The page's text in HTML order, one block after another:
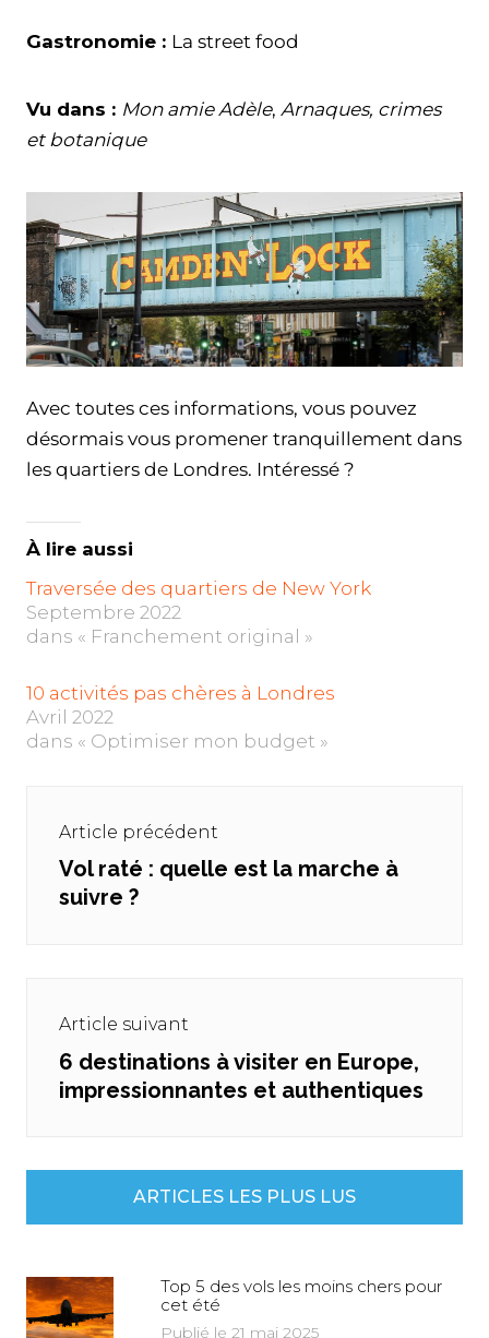
Gastronomie : La street food
Vu dans : Mon amie Adèle, Arnaques, crimes
et botanique
Avec toutes ces informations, vous pouvez
désormais vous promener tranquillement dans
les quartiers de Londres. Intéressé ?
À lire aussi
Traversée des quartiers de New York
Septembre 2022
dans « Franchement original »
10 activités pas chères à Londres
Avril 2022
dans « Optimiser mon budget »
l’articleArticle précédent
Previous
post:
Vol raté : quelle est la marche à
suivre ?
Article suivant
Next
post:
6 destinations à visiter en Europe,
impressionnantes et authentiques
ARTICLES LES PLUS LUS
Top 5 des vols les moins chers pour
cet été
Publié le 21 mai 2025